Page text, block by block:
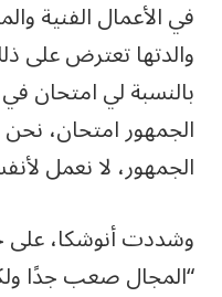
في الأعمال الفنية
والدتها تعترض على
بالنسبة لي امتحان
الجمهور امتحان،
الجمهور، لا نعمل
وشددت أنوشكا، على
“المجال صعب جدًا